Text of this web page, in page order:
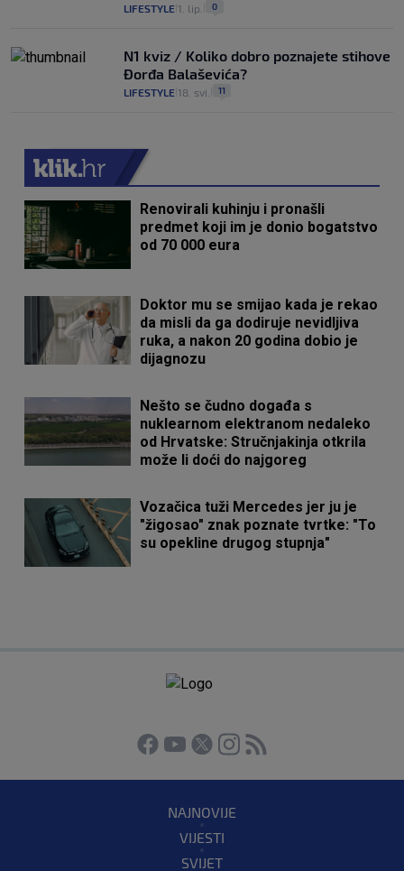
LIFESTYLE 1. lip. 0
N1 kviz / Koliko dobro poznajete stihove
Đorđa Balaševića?
LIFESTYLE 18. svi. 11
Renovirali kuhinju i pronašli
predmet koji im je donio bogatstvo
od 70 000 eura
Doktor mu se smijao kada je rekao
da misli da ga dodiruje nevidljiva
ruka, a nakon 20 godina dobio je
dijagnozu
Nešto se čudno događa s
nuklearnom elektranom nedaleko
od Hrvatske: Stručnjakinja otkrila
može li doći do najgoreg
Vozačica tuži Mercedes jer ju je
"žigosao" znak poznate tvrtke: "To
su opekline drugog stupnja"
NAJNOVIJE
VIJESTI
SVIJET